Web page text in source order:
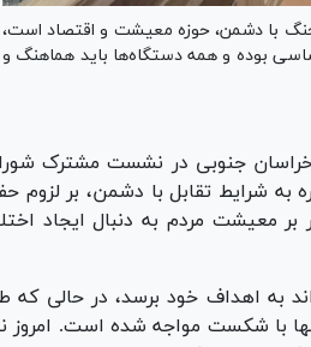
جنگ با دشمن، حوزه معیشت و اقتصاد است،
بوده و همه دستگاه‌ها باید هماهنگ و
جنوبی در نشست مشترک
به شرایط تقابل با دشمن، بر لزوم
معیشت مردم به دنبال ایجاد
به اهداف خود برسد، در حالی که
با شکست مواجه شده است. امروز